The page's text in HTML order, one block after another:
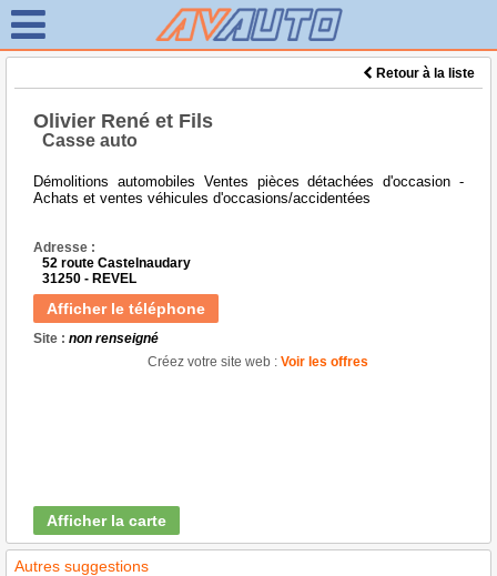
Retour à la liste
Olivier René et Fils
Casse auto
Démolitions automobiles Ventes pièces détachées d'occasion -
Achats et ventes véhicules d'occasions/accidentées
Adresse :
52 route Castelnaudary
31250 - REVEL
Afficher le téléphone
Site : non renseigné
Créez votre site web : Voir les offres
Afficher la carte
Autres suggestions